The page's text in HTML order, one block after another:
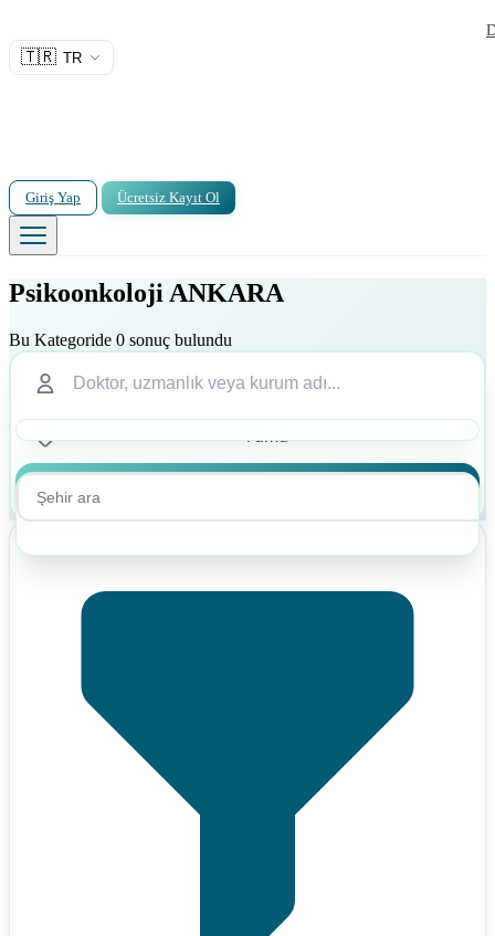
🇹🇷 TR
Giriş Yap Ücretsiz Kayıt Ol
Psikoonkoloji ANKARA
Bu Kategoride 0 sonuç bulundu